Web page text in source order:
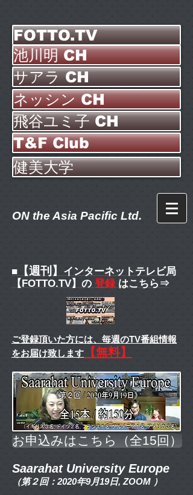
FOTTO.TV
池川明 CH
サアラ CH
ネッシン CH
飛谷ユミ子 CH
T&F Club
健美大学
ON the Asia Pacific Ltd.
■ 【週刊】
インターネットテレビ局
【FOTTO.TV】の 登録 はこちら⇒
ご登録頂いた方には、 毎週のTV番組情報
をお届け致します
【無料】
お申込みはこちら（全15回）
Saarahat University Europe
（第２回：2020年9月19日, ZOOM ）